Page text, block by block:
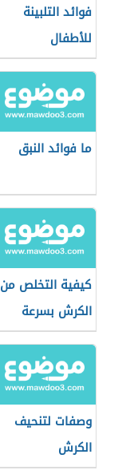
فوائد التلبينة
للأطفال
ما فوائد النبق
كيفية التخلص من
الكرش بسرعة
وصفات لتنحيف
الكرش